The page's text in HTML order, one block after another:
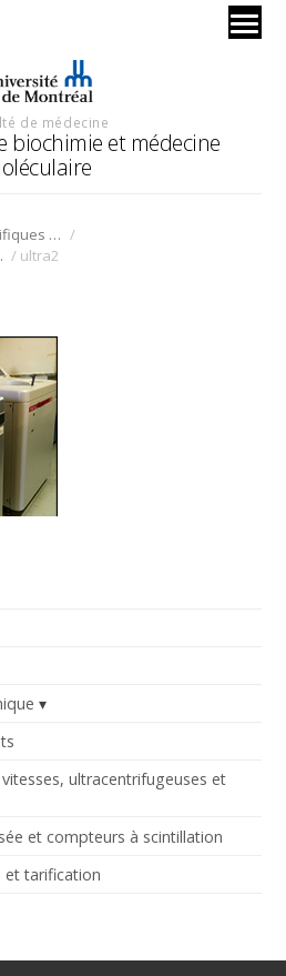
de médecine
biochimie et médecine
Plateformes scientifiques BMM /
rotors / ultra2
ultracentrifugeuses et
et compteurs à scintillation
et tarification